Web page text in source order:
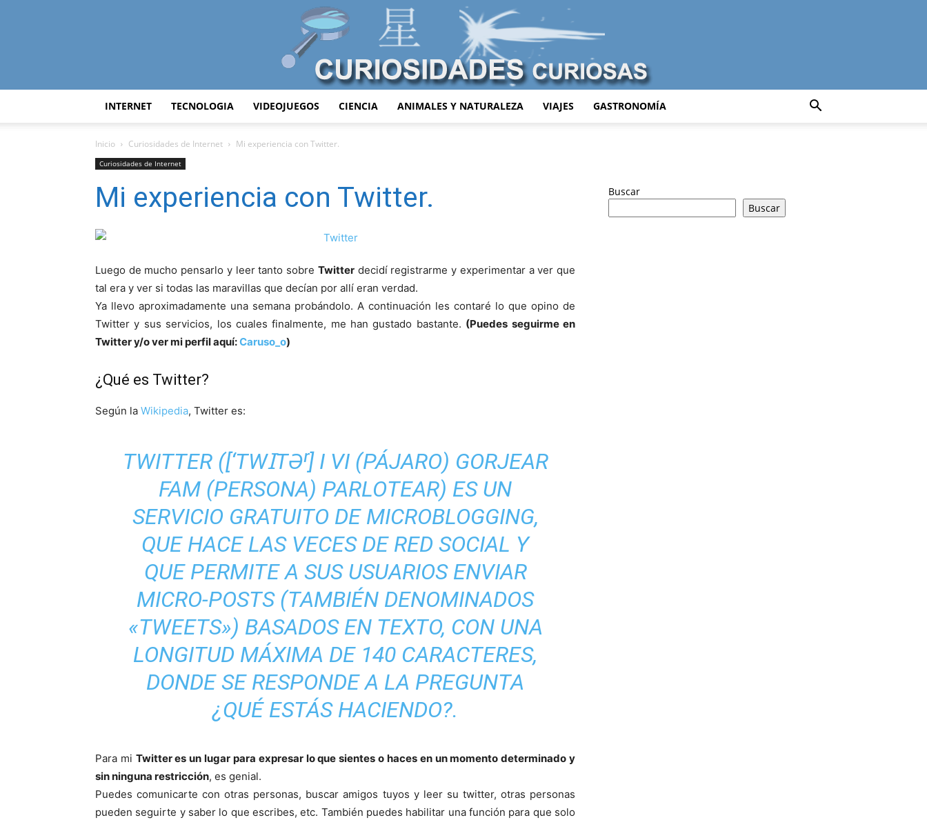
del
INTERNET TECNOLOGIA VIDEOJUEGOS CIENCIA ANIMALES Y NATURALEZA VIAJES GASTRONOMÍA
Inicio Curiosidades de Internet Mi experiencia con Twitter.
Curiosidades de Internet
Mi experiencia con Twitter.
Luego de mucho pensarlo y leer tanto sobre Twitterdecidí registrarme y experimentar a ver que
tal era y ver si todas las maravillas que decían por allí eran verdad.
Ya llevo aproximadamente una semana probándolo. A continuación les contaré lo que opino de
Twitter y sus servicios, los cuales finalmente, me han gustado bastante. (Puedes seguirme en
Twitter y/o ver mi perfil aquí:Caruso_o)
¿Qué es Twitter?
Según la Wikipedia, Twitter es:
TWITTER ([‘TWꞮTƏʳ] I VI (PÁJARO) GORJEAR
FAM (PERSONA) PARLOTEAR) ES UN
SERVICIO GRATUITO DE MICROBLOGGING,
QUE HACE LAS VECES DE RED SOCIAL Y
QUE PERMITE A SUS USUARIOS ENVIAR
MICRO-POSTS (TAMBIÉN DENOMINADOS
«TWEETS») BASADOS EN TEXTO, CON UNA
LONGITUD MÁXIMA DE 140 CARACTERES,
DONDE SE RESPONDE A LA PREGUNTA
¿QUÉ ESTÁS HACIENDO?.
Para mi Twitter es un lugar para expresar lo que sientes o haces en un momento determinado y
sin ninguna restricción, es genial.
Puedes comunicarte con otras personas, buscar amigos tuyos y leer su twitter, otras personas
pueden seguirte y saber lo que escribes, etc. También puedes habilitar una función para que solo
Buscar
Buscar